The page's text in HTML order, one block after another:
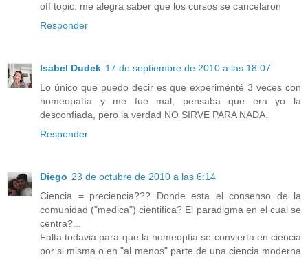
off topic: me alegra saber que los cursos se cancelaron
Responder
Isabel Dudek 17 de septiembre de 2010 a las 18:07
Lo único que puedo decir es que experiménté 3 veces con
homeopatía y me fue mal, pensaba que era yo la
desconfiada, pero la verdad NO SIRVE PARA NADA.
Responder
Diego 23 de octubre de 2010 a las 6:14
Ciencia = preciencia??? Donde esta el consenso de la
comunidad ("medica") cientifica? El paradigma en el cual se
centra?...
Falta todavia para que la homeoptia se convierta en ciencia
por si misma o en "al menos" parte de una ciencia moderna